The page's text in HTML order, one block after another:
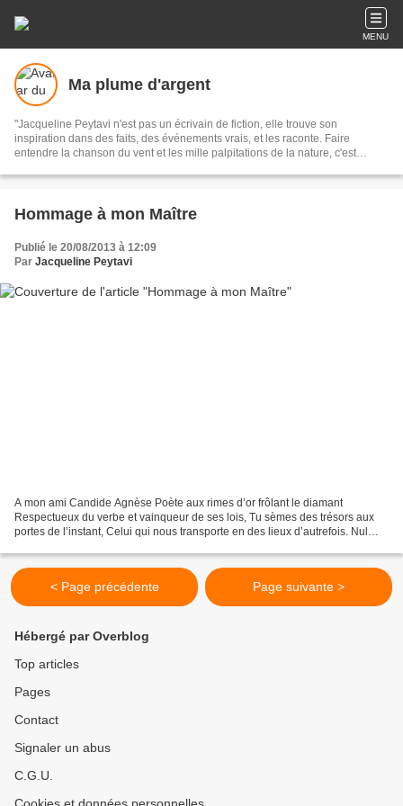
MENU
Ma plume d'argent
"Jacqueline Peytavi n'est pas un écrivain de fiction, elle trouve son
inspiration dans des faits, des événements vrais, et les raconte. Faire
entendre la chanson du vent et les mille palpitations de la nature, c'est
Hommage à mon Maître
Publié le 20/08/2013 à 12:09
Par Jacqueline Peytavi
A mon ami Candide Agnèse Poète aux rimes d’or frôlant le diamant
Respectueux du verbe et vainqueur de ses lois, Tu sèmes des trésors aux
portes de l’instant, Celui qui nous transporte en des lieux d’autrefois. Nul
< Page précédente Page suivante >
Hébergé par Overblog
Top articles
Pages
Contact
Signaler un abus
C.G.U.